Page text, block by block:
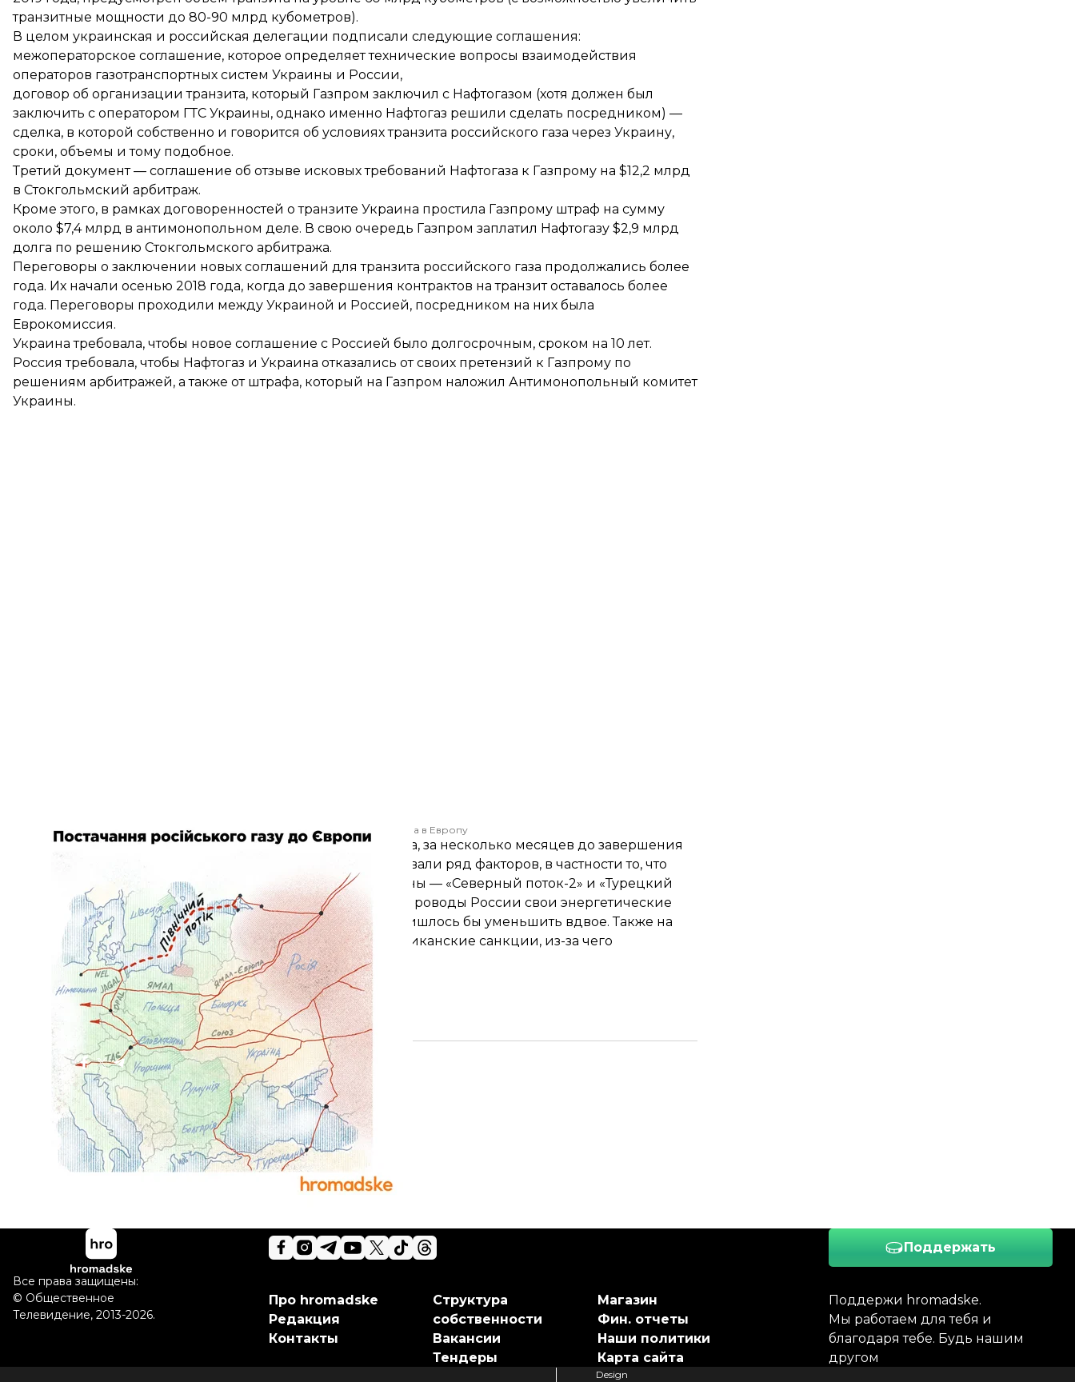
транзитные мощности до 80-90 млрд кубометров).
В целом украинская и российская делегации подписали следующие соглашения:
межоператорское соглашение, которое определяет технические вопросы взаимодействия
операторов газотранспортных систем Украины и России,
договор об организации транзита, который Газпром заключил с Нафтогазом (хотя должен был
заключить с оператором ГТС Украины, однако именно Нафтогаз решили сделать посредником) —
сделка, в которой собственно и говорится об условиях транзита российского газа через Украину,
сроки, объемы и тому подобное.
Третий документ — соглашение об отзыве исковых требований Нафтогаза к Газпрому на $12,2 млрд
в Стокгольмский арбитраж.
Кроме этого, в рамках договоренностей о транзите Украина простила Газпрому штраф на сумму
около $7,4 млрд в антимонопольном деле. В свою очередь Газпром заплатил Нафтогазу $2,9 млрд
долга по решению Стокгольмского арбитража.
Переговоры о заключении новых соглашений для транзита российского газа продолжались более
года. Их начали осенью 2018 года, когда до завершения контрактов на транзит оставалось более
года. Переговоры проходили между Украиной и Россией, посредником на них была
Еврокомиссия.
Украина требовала, чтобы новое соглашение с Россией было долгосрочным, сроком на 10 лет.
Россия требовала, чтобы Нафтогаз и Украина отказались от своих претензий к Газпрому по
решениям арбитражей, а также от штрафа, который на Газпром наложил Антимонопольный комитет
Украины.
Схема поставок российского газа в Европу
Прогресс на переговорах достигли лишь в конце 2019 года, за несколько месяцев до завершения
предыдущего контракта на транзит газа. Этому способствовали ряд факторов, в частности то, что
Россия не успела достроить трубопроводы в обход Украины — «Северный поток-2» и «Турецкий
поток». Кроме этого, ЕСраспространилна обходные трубопроводы России свои энергетические
правила, из-за чего максимальную мощность этих труб пришлось бы уменьшить вдвое. Также на
компании, строящие «Северный поток-2», наложили
американские санкции, из-за чего
строительство трубопроводапрекратилось.
Газпром нафтогаз украины транзит газу
Поделиться:
Поддержать
Поддержи hromadske.
Мы работаем для тебя и
благодаря тебе. Будь нашим
другом
Про hromadske
Редакция
Контакты
Структура
собственности
Вакансии
Тендеры
Магазин
Фин. отчеты
Наши политики
Карта сайта
Все права защищены:
© Общественное
Телевидение, 2013-2026.
Design